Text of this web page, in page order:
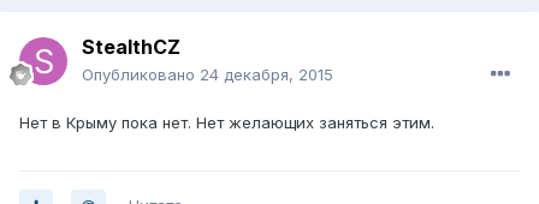
StealthCZ
Опубликовано 24 декабря, 2015
Нет в Крыму пока нет. Нет желающих заняться этим.